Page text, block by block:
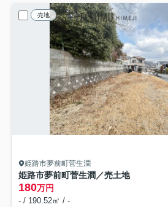
売地
姫路市夢前町菅生澗
姫路市夢前町菅生澗／売土地
180万円
- / 190.52㎡ / -